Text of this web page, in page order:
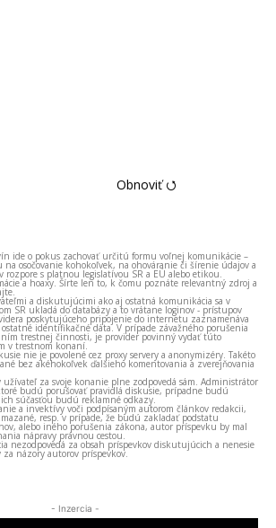
Obnoviť ⭯
ide o pokus zachovať určitú formu voľnej komunikácie –
osočovanie kohokoľvek, na ohováranie či šírenie údajov a
s platnou legislatívou SR a EÚ alebo etikou.
a hoaxy. Šírte len to, k čomu poznáte relevantný zdroj a
a diskutujúcimi ako aj ostatná komunikácia sa v
SR ukladá do databázy a to vrátane loginov - prístupov
poskytujúceho pripojenie do internetu zaznamenáva
identifikačné dáta. V prípade závažného porušenia
trestnej činnosti, je provider povinný vydať túto
v trestnom konaní.
nie je povolené cez proxy servery a anonymizéry. Takéto
bez akéhokoľvek ďalšieho komentovania a zverejňovania
za svoje konanie plne zodpovedá sám. Administrátor
budú porušovať pravidlá diskusie, prípadne budú
súčasťou budú reklamné odkazy.
a invektívy voči podpísaným autorom článkov redakcii,
resp. v prípade, že budú zakladať podstatu
alebo iného porušenia zákona, autor príspevku by mal
nápravy právnou cestou.
nezodpovedá za obsah príspevkov diskutujúcich a nenesie
názory autorov príspevkov.
- Inzercia -